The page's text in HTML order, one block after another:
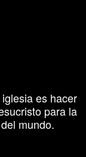
es hacer
para la
mundo.